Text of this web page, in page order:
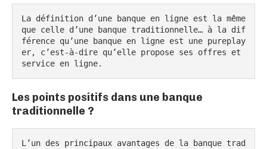
La définition d’une banque en ligne est la même
que celle d’une banque traditionnelle… à la dif
férence qu’une banque en ligne est une pureplay
er, c’est-à-dire qu’elle propose ses offres et
service en ligne.
Les points positifs dans une banque
traditionnelle ?
L’un des principaux avantages de la banque trad